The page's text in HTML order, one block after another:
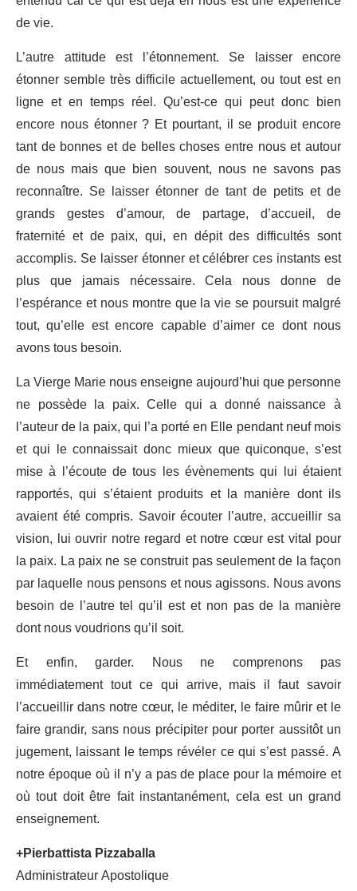
de vie.
L’autre attitude est l’étonnement. Se laisser encore
étonner semble très difficile actuellement, ou tout est en
ligne et en temps réel. Qu’est-ce qui peut donc bien
encore nous étonner ? Et pourtant, il se produit encore
tant de bonnes et de belles choses entre nous et autour
de nous mais que bien souvent, nous ne savons pas
reconnaître. Se laisser étonner de tant de petits et de
grands gestes d’amour, de partage, d’accueil, de
fraternité et de paix, qui, en dépit des difficultés sont
accomplis. Se laisser étonner et célébrer ces instants est
plus que jamais nécessaire. Cela nous donne de
l’espérance et nous montre que la vie se poursuit malgré
tout, qu’elle est encore capable d’aimer ce dont nous
avons tous besoin.
La Vierge Marie nous enseigne aujourd’hui que personne
ne possède la paix. Celle qui a donné naissance à
l’auteur de la paix, qui l’a porté en Elle pendant neuf mois
et qui le connaissait donc mieux que quiconque, s’est
mise à l’écoute de tous les évènements qui lui étaient
rapportés, qui s’étaient produits et la manière dont ils
avaient été compris. Savoir écouter l’autre, accueillir sa
vision, lui ouvrir notre regard et notre cœur est vital pour
la paix. La paix ne se construit pas seulement de la façon
par laquelle nous pensons et nous agissons. Nous avons
besoin de l’autre tel qu’il est et non pas de la manière
dont nous voudrions qu’il soit.
Et enfin, garder. Nous ne comprenons pas
immédiatement tout ce qui arrive, mais il faut savoir
l’accueillir dans notre cœur, le méditer, le faire mûrir et le
faire grandir, sans nous précipiter pour porter aussitôt un
jugement, laissant le temps révéler ce qui s’est passé. A
notre époque où il n’y a pas de place pour la mémoire et
où tout doit être fait instantanément, cela est un grand
enseignement.
+Pierbattista Pizzaballa
Administrateur Apostolique